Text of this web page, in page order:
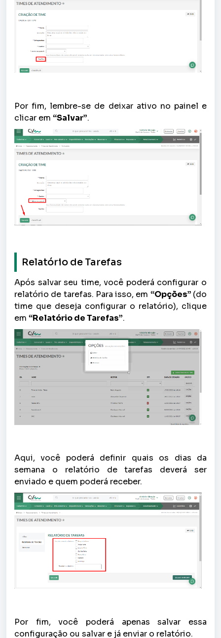
Por fim, lembre-se de deixar ativo no painel e
clicar em “Salvar”.
Relatório de Tarefas
Após salvar seu time, você poderá configurar o
relatório de tarefas. Para isso, em “Opções” (do
time que deseja configurar o relatório), clique
em “Relatório de Tarefas”.
Aqui, você poderá definir quais os dias da
semana o relatório de tarefas deverá ser
enviado e quem poderá receber.
Por fim, você poderá apenas salvar essa
configuração ou salvar e já enviar o relatório.